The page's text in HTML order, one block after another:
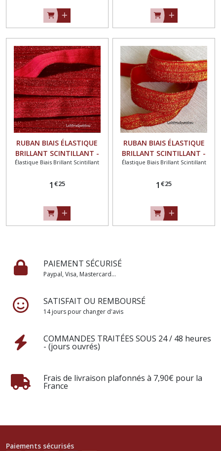
RUBAN BIAIS ÉLASTIQUE
BRILLANT SCINTILLANT -
90129 / ROUGE IRISÉ ** 16
vendu au mètre
Élastique Biais Brillant Scintillant
1 €25
RUBAN BIAIS ÉLASTIQUE
BRILLANT SCINTILLANT -
260 / ROUGE SANG DORÉ **
100 - vendu au mètre
Élastique Biais Brillant Scintillant
1 €25
PAIEMENT SÉCURISÉ
Paypal, Visa, Mastercard...
SATISFAIT OU REMBOURSÉ
14 jours pour changer d'avis
COMMANDES TRAITÉES SOUS 24 / 48 heures
- (jours ouvrés)
Frais de livraison plafonnés à 7,90€ pour la
France
Paiements sécurisés